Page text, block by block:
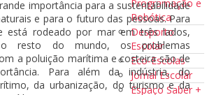
Programação e
Robótica
Desporto
Escolar
Eco-Escolas
Jornal Escolar
Espaço Saber +
importância para a sustentabilidade
e para o futuro das pessoas. Para
está rodeado por mar em três lados,
resto do mundo, os problemas
a poluição marítima e costeira são de
Para além da indústria, do
da urbanização, do turismo e da